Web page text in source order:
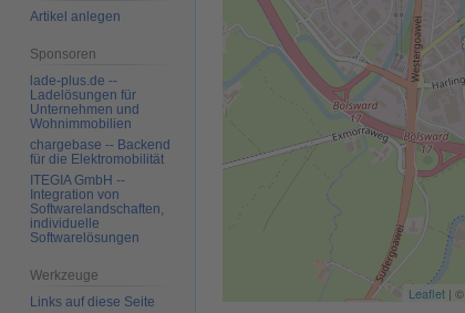
Leaflet| ©
Artikel anlegen
Sponsoren
lade-plus.de --
Ladelösungen für
Unternehmen und
Wohnimmobilien
chargebase -- Backend
für die Elektromobilität
ITEGIA GmbH --
Integration von
Softwarelandschaften,
individuelle
Softwarelösungen
Werkzeuge
Links auf diese Seite